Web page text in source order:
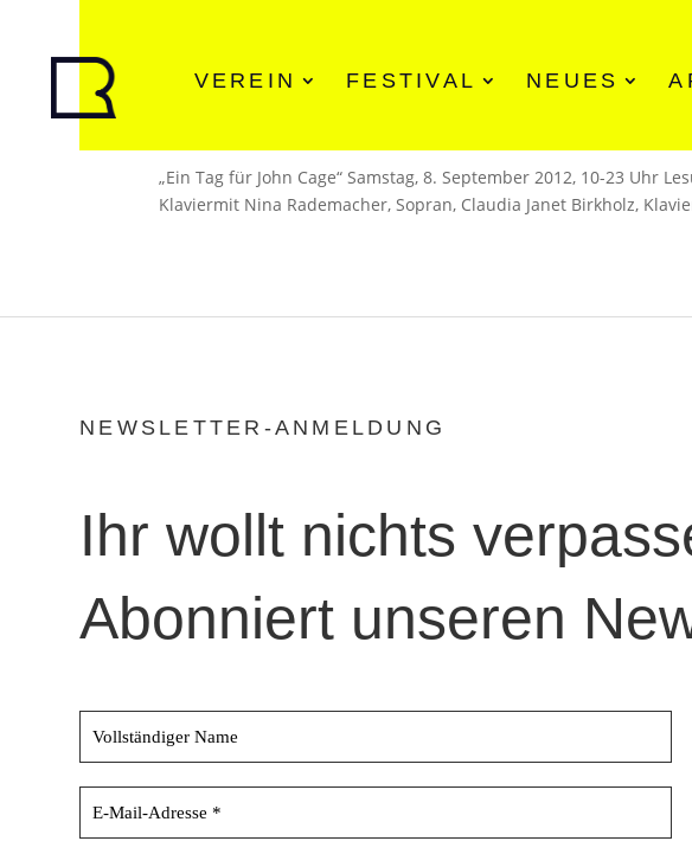
VEREIN FESTIVAL NEUES
Gründungshappening 2012
„Ein Tag für John Cage“ Samstag, 8. September 2012, 10-23 Uhr
Klaviermit Nina Rademacher, Sopran, Claudia Janet Birkholz,
NEWSLETTER-ANMELDUNG
Ihr wollt nichts
Abonniert unseren